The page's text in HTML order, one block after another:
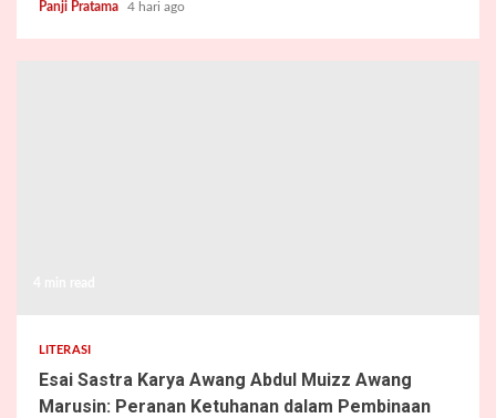
Panji Pratama 4 hari ago
LITERASI
Esai Sastra Karya Awang Abdul Muizz Awang
Marusin: Peranan Ketuhanan dalam Pembinaan